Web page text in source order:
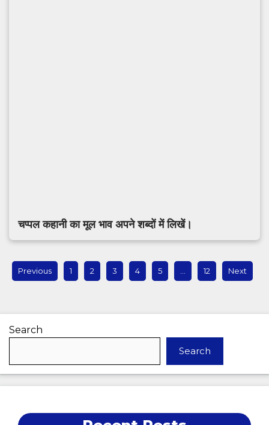
चप्पल कहानी का मूल भाव अपने शब्दों में लिखें।
Previous 1 2 3 4 5 12 Next
Search
Search